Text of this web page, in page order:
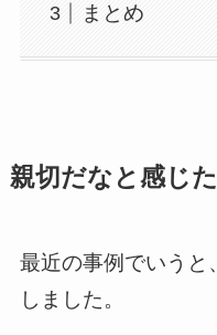
まとめ
親切だなと感じ
最近の事例でいうと
しました。